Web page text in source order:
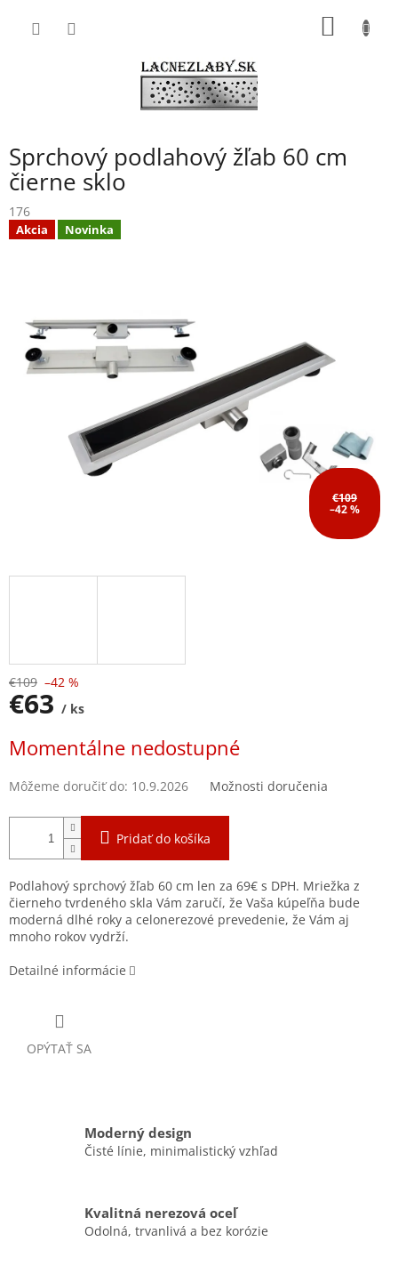
Sprchový podlahový žľab 60 cm
čierne sklo
176
Akcia Novinka
€109
–42 %
€109 –42 %
€63 / ks
cena:
Momentálne nedostupné
Môžeme doručiť do: 10.9.2026 Možnosti doručenia
Pridať do košíka
Podlahový sprchový žľab 60 cm len za 69€ s DPH. Mriežka z
čierneho tvrdeného skla Vám zaručí, že Vaša kúpeľňa bude
moderná dlhé roky a celonerezové prevedenie, že Vám aj
mnoho rokov vydrží.
Detailné informácie
OPÝTAŤ SA
Moderný design
Čisté línie, minimalistický vzhľad
Kvalitná nerezová oceľ
Odolná, trvanlivá a bez korózie